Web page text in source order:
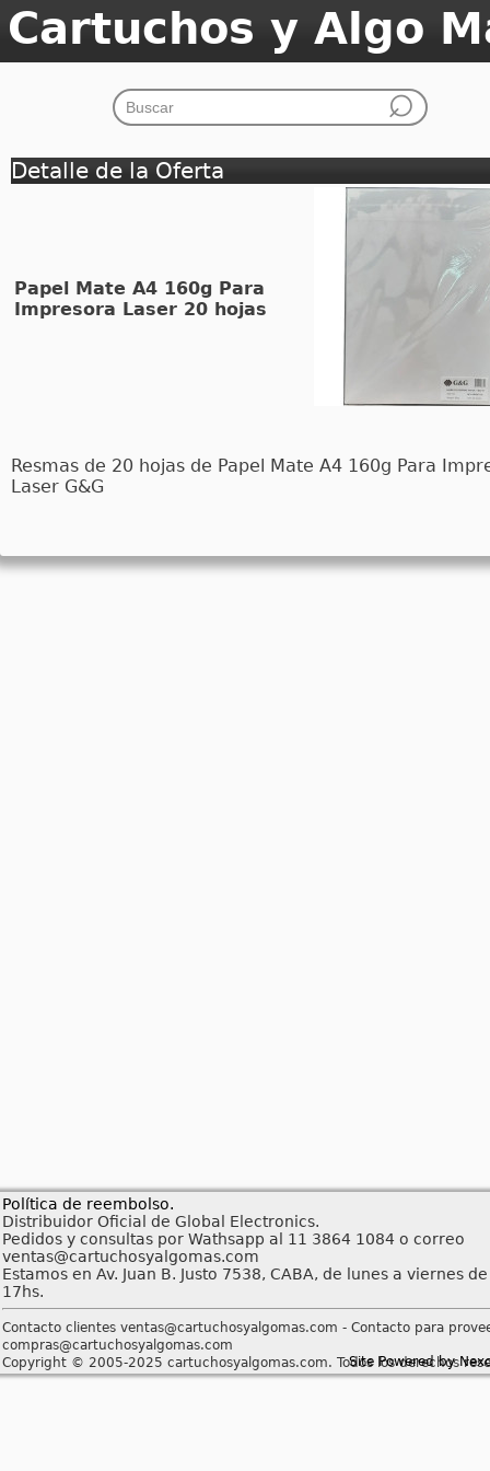
Cartuchos y Algo
Detalle de la Oferta
Papel Mate A4 160g Para
Impresora Laser 20 hojas
Resmas de 20 hojas de Papel Mate A4 160g Para
Laser G&G
Política de reembolso.
Distribuidor Oficial de Global Electronics.
Pedidos y consultas por Wathsapp al 11 3864 1084 o correo
ventas@cartuchosyalgomas.com
Estamos en Av. Juan B. Justo 7538, CABA, de lunes a viernes
17hs.
Contacto clientes ventas@cartuchosyalgomas.com - Contacto para
compras@cartuchosyalgomas.com
Copyright © 2005-2025 cartuchosyalgomas.com. Todos los derechos
Site Powered by